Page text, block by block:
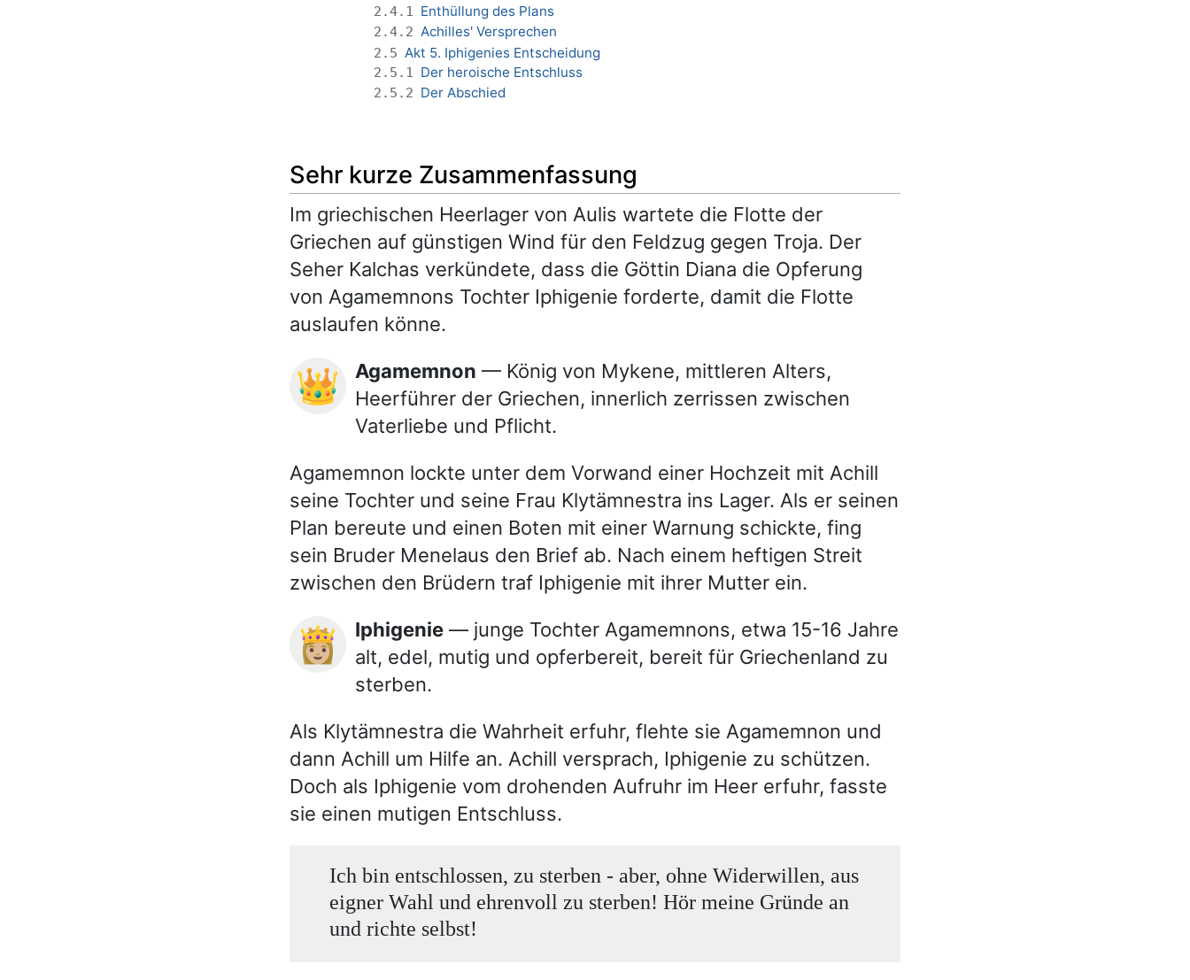
2.4.1 Enthüllung des Plans
2.4.2 Achilles' Versprechen
2.5 Akt 5. Iphigenies Entscheidung
2.5.1 Der heroische Entschluss
2.5.2 Der Abschied
Sehr kurze Zusammenfassung
Im griechischen Heerlager von Aulis wartete die Flotte der
Griechen auf günstigen Wind für den Feldzug gegen Troja. Der
Seher Kalchas verkündete, dass die Göttin Diana die Opferung
von Agamemnons Tochter Iphigenie forderte, damit die Flotte
auslaufen könne.
👑 Agamemnon — König von Mykene, mittleren Alters,
Heerführer der Griechen, innerlich zerrissen zwischen
Vaterliebe und Pflicht.
Agamemnon lockte unter dem Vorwand einer Hochzeit mit Achill
seine Tochter und seine Frau Klytämnestra ins Lager. Als er seinen
Plan bereute und einen Boten mit einer Warnung schickte, fing
sein Bruder Menelaus den Brief ab. Nach einem heftigen Streit
zwischen den Brüdern traf Iphigenie mit ihrer Mutter ein.
👸🏼 Iphigenie — junge Tochter Agamemnons, etwa 15-16 Jahre
alt, edel, mutig und opferbereit, bereit für Griechenland zu
sterben.
Als Klytämnestra die Wahrheit erfuhr, flehte sie Agamemnon und
dann Achill um Hilfe an. Achill versprach, Iphigenie zu schützen.
Doch als Iphigenie vom drohenden Aufruhr im Heer erfuhr, fasste
sie einen mutigen Entschluss.
Ich bin entschlossen, zu sterben - aber, ohne Widerwillen, aus
eigner Wahl und ehrenvoll zu sterben! Hör meine Gründe an
und richte selbst!